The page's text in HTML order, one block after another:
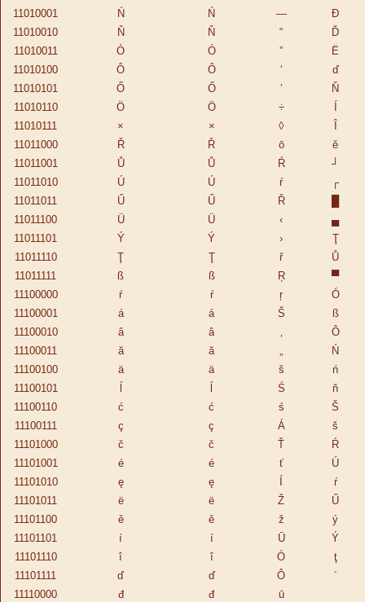
11010001
Ń Ń —
Đ
11010010
Ň Ň “
Ď
11010011
Ó Ó ”
Ë
11010100
Ô Ô ‘
ď
11010101
Ő Ő ’
Ň
11010110
Ö Ö ÷
11010111
× × ◊
11011000
Ř Ř ō
ě
11011001
Ů Ů Ŕ
┘
11011010
Ú Ú ŕ
┌
11011011
Ű Ű Ř
11011100
Ü Ü ‹
▄
11011101
Ý Ý ›
Ţ
11011110
Ţ Ţ ř
Ů
11011111
ß ß Ŗ
▀
11100000
ŕ ŕ ŗ
Ó
11100001
á á Š
ß
11100010
â â ‚
Ô
11100011
ă ă „
Ń
11100100
ä ä š
ń
11100101
Ś
ň
11100110
ć ć ś
Š
11100111
ç ç Á
š
11101000
č č Ť
Ŕ
11101001
é é ť
Ú
11101010
ę ę
ŕ
11101011
ë ë Ž
Ű
11101100
ě ě ž
ý
11101101
í í Ū
Ý
11101110
î î Ó
ţ
11101111
ď ď Ô
´
11110000
đ đ
ū